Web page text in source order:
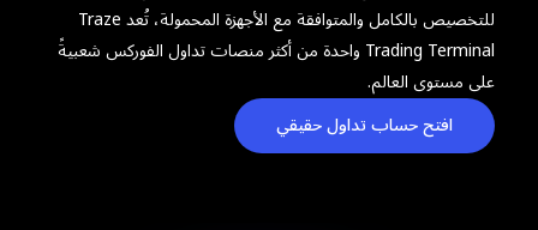
للتخصيص بالكامل والمتوافقة مع الأجهزة المحمولة، تُعد Traze
Trading Terminal واحدة من أكثر منصات تداول الفوركس شعبيةً
على مستوى العالم.
افتح حساب تداول حقيقي